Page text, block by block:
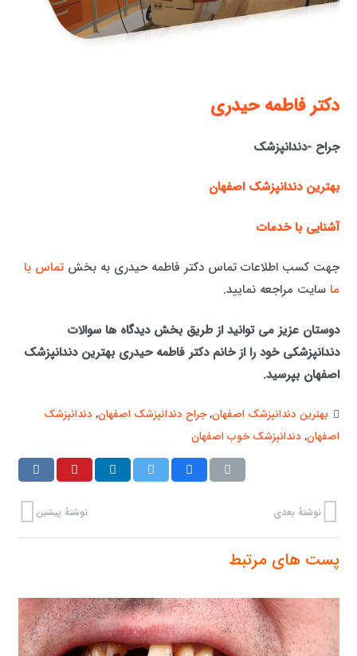
دكتر فاطمه حيدری
جراح -دندانپزشک
بهترین دندانپزشک اصفهان
آشنایی با خدمات
جهت کسب اطلاعات تماس دکتر فاطمه حیدری به بخشتماس با
ما سایت مراجعه نمایید.
دوستان عزیز می توانید از طریق بخش دیدگاه ها سوالات
دندانپزشکی خود را از خانم دکتر فاطمه حیدری بهترین دندانپزشک
اصفهان بپرسید.
بهترین دندانپزشک اصفهان,جراح دندانپزشک اصفهان, دندانپزشک
اصفهان, دندانپزشک خوب اصفهان
نوشتهٔ پیشین نوشتهٔ بعدی
پست های مرتبط